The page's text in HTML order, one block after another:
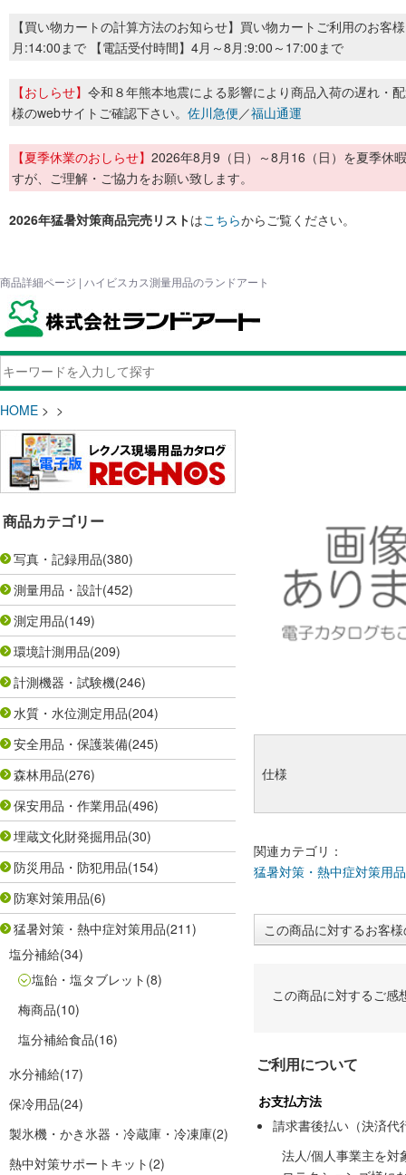
【買い物カートの計算方法のお知らせ】買い物カートご利用のお客
月:14:00まで 【電話受付時間】4月～8月:9:00～17:00まで
【おしらせ】 令和８年熊本地震による影響により商品入荷の遅れ・
様のwebサイトご確認下さい。 佐川急便／福山通運
【夏季休業のおしらせ】 2026年8月9（日）～8月16（日）を夏季休
すが、ご理解・ご協力をお願い致します。
2026年猛暑対策商品完売リストはこちらからご覧ください。
商品詳細ページ | ハイビスカス測量用品のランドアート
HOME > >
商品カテゴリー
写真・記録用品(380)
測量用品・設計(452)
測定用品(149)
環境計測用品(209)
計測機器・試験機(246)
水質・水位測定用品(204)
安全用品・保護装備(245)
森林用品(276)
保安用品・作業用品(496)
埋蔵文化財発掘用品(30)
防災用品・防犯用品(154)
防寒対策用品(6)
猛暑対策・熱中症対策用品(211)
塩分補給(34)
塩飴・塩タブレット (8)
梅商品(10)
塩分補給食品(16)
水分補給(17)
保冷用品(24)
製氷機・かき氷器・冷蔵庫・冷凍庫(2)
熱中対策サポートキット (2)
仕様
関連カテゴリ：
猛暑対策・熱中症対策用品
この商品に対するお客
この商品に対するご感
ご利用について
お支払方法
請求書後払い（決済代
法人/個人事業主を対